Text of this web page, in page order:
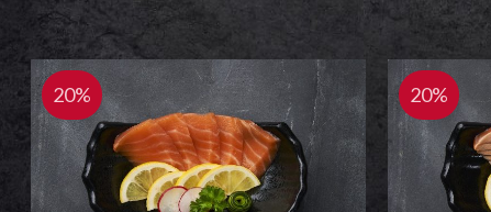
Forside Sashimi
20% 20%